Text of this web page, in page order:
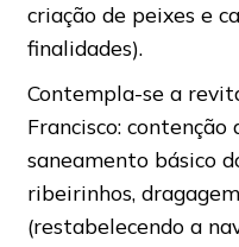
criação de peixes e
finalidades).
Contempla-se a
Francisco: contenção
saneamento básico
ribeirinhos,
(restabelecendo a